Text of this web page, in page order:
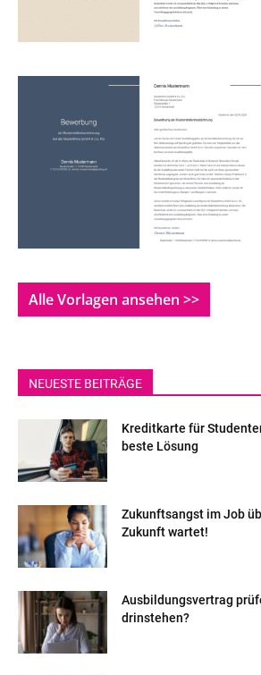
Alle Vorlagen ansehen >>
NEUESTE BEITRÄGE
Kreditkarte für
beste Lösung
Zukunftsangst im Job
Zukunft wartet!
Ausbildungsvertrag
drinstehen?